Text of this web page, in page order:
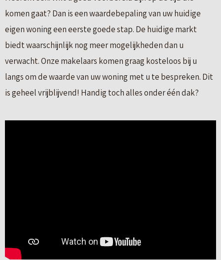
komen gaat? Dan is een waardebepaling van uw huidige
eigen woning een eerste goede stap. De huidige markt
biedt waarschijnlijk nog meer mogelijkheden dan u
verwacht. Onze makelaars komen graag kosteloos bij u
langs om de waarde van uw woning met u te bespreken. Dit
is geheel vrijblijvend! Handig toch alles onder één dak?